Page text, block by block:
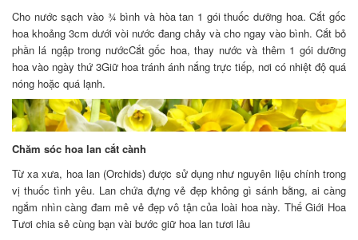
Cho nước sạch vào ¾ bình và hòa tan 1 gói thuốc dưỡng hoa. Cắt gốc
hoa khoảng 3cm dưới vòi nước đang chảy và cho ngay vào bình. Cắt bỏ
phần lá ngập trong nướcCắt gốc hoa, thay nước và thêm 1 gói dưỡng
hoa vào ngày thứ 3Giữ hoa tránh ánh nắng trực tiếp, nơi có nhiệt độ quá
nóng hoặc quá lạnh.
Chăm sóc hoa lan cắt cành
Từ xa xưa, hoa lan (Orchids) được sử dụng như nguyên liệu chính trong
vị thuốc tình yêu. Lan chứa đựng vẻ đẹp không gì sánh bằng, ai càng
ngắm nhìn càng đam mê vẻ đẹp vô tận của loài hoa này. Thế Giới Hoa
Tươi chia sẻ cùng bạn vài bước giữ hoa lan tươi lâu